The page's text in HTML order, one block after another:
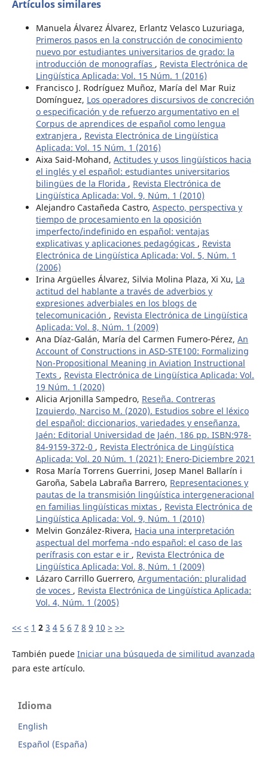
Artículos similares
Manuela Álvarez Álvarez, Erlantz Velasco Luzuriaga,
Primeros pasos en la construcción de conocimiento
nuevo por estudiantes universitarios de grado: la
introducción de monografías , Revista Electrónica de
Lingüística Aplicada: Vol. 15 Núm. 1 (2016)
Francisco J. Rodríguez Muñoz, María del Mar Ruiz
Domínguez, Los operadores discursivos de concreción
o especificación y de refuerzo argumentativo en el
Corpus de aprendices de español como lengua
extranjera , Revista Electrónica de Lingüística
Aplicada: Vol. 15 Núm. 1 (2016)
Aixa Said-Mohand, Actitudes y usos lingüísticos hacia
el inglés y el español: estudiantes universitarios
bilingües de la Florida , Revista Electrónica de
Lingüística Aplicada: Vol. 9, Núm. 1 (2010)
Alejandro Castañeda Castro, Aspecto, perspectiva y
tiempo de procesamiento en la oposición
imperfecto/indefinido en español: ventajas
explicativas y aplicaciones pedagógicas , Revista
Electrónica de Lingüística Aplicada: Vol. 5, Núm. 1
(2006)
Irina Argüelles Álvarez, Silvia Molina Plaza, Xi Xu, La
actitud del hablante a través de adverbios y
expresiones adverbiales en los blogs de
telecomunicación , Revista Electrónica de Lingüística
Aplicada: Vol. 8, Núm. 1 (2009)
Ana Díaz-Galán, María del Carmen Fumero-Pérez, An
Account of Constructions in ASD-STE100: Formalizing
Non-Propositional Meaning in Aviation Instructional
Texts , Revista Electrónica de Lingüística Aplicada: Vol.
19 Núm. 1 (2020)
Alicia Arjonilla Sampedro, Reseña. Contreras
Izquierdo, Narciso M. (2020). Estudios sobre el léxico
del español: diccionarios, variedades y enseñanza.
Jaén: Editorial Universidad de Jaén, 186 pp. ISBN:978-
84-9159-372-0 , Revista Electrónica de Lingüística
Aplicada: Vol. 20 Núm. 1 (2021): Enero-Diciembre 2021
Rosa María Torrens Guerrini, Josep Manel Ballarín i
Garoña, Sabela Labraña Barrero, Representaciones y
pautas de la transmisión lingúística intergeneracional
en familias lingüísticas mixtas , Revista Electrónica de
Lingüística Aplicada: Vol. 9, Núm. 1 (2010)
Melvin González-Rivera, Hacia una interpretación
aspectual del morfema -ndo español: el caso de las
perífrasis con estar e ir , Revista Electrónica de
Lingüística Aplicada: Vol. 8, Núm. 1 (2009)
Lázaro Carrillo Guerrero, Argumentación: pluralidad
de voces , Revista Electrónica de Lingüística Aplicada:
Vol. 4, Núm. 1 (2005)
<< < 1 2 3 4 5 6 7 8 9 10 > >>
También puede Iniciar una búsqueda de similitud avanzada
para este artículo.
Idioma
English
Español (España)